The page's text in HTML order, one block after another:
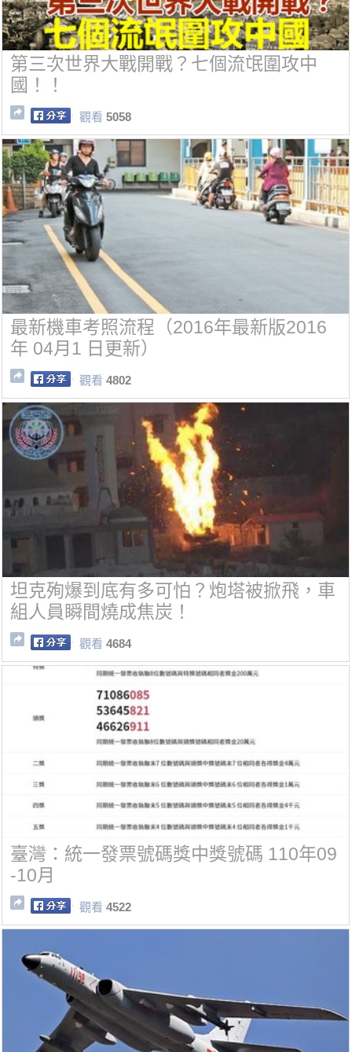
第三次世界大戰開戰？七個流氓圍攻中
國！！
觀看 5058
最新機車考照流程（2016年最新版2016
年 04月1 日更新）
觀看 4802
坦克殉爆到底有多可怕？炮塔被掀飛，車
組人員瞬間燒成焦炭！
觀看 4684
臺灣：統一發票號碼獎中獎號碼 110年09
-10月
觀看 4522